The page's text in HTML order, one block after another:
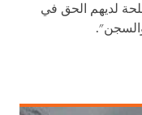
لديهم الحق في
والسجن".